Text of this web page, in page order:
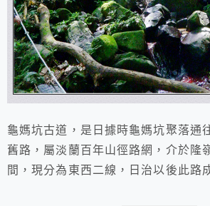
龜媽坑古道，是日據時龜媽坑聚落通
舊路，屬淡蘭百年山徑路網，介於隆
間，現分為東西二線，日治以後此路